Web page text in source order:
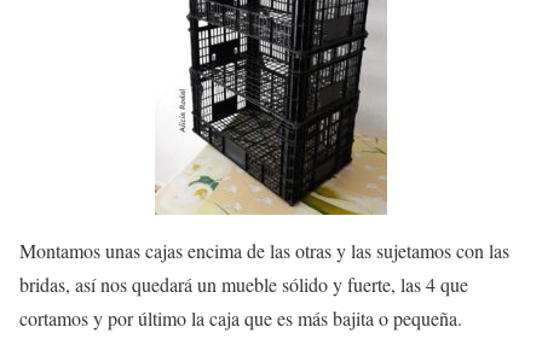
Montamos unas cajas encima de las otras y las sujetamos con las
bridas, así nos quedará un mueble sólido y fuerte, las 4 que
cortamos y por último la caja que es más bajita o pequeña.